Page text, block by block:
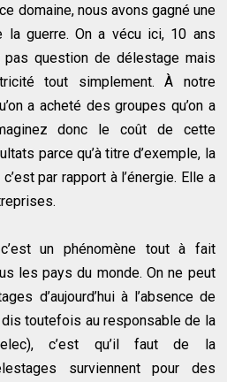
domaine, nous avons gagné une
la guerre. On a vécu ici, 10 ans
pas question de délestage mais
tout simplement. À notre
a acheté des groupes qu’on a
donc le coût de cette
parce qu’à titre d’exemple, la
par rapport à l’énergie. Elle a
un phénomène tout à fait
les pays du monde. On ne peut
d’aujourd’hui à l’absence de
toutefois au responsable de la
c’est qu’il faut de la
surviennent pour des